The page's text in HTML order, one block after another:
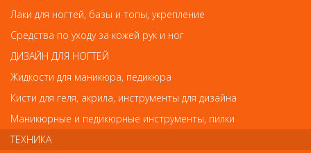
Обратите внимание
ANR» может отличаться от фотографий на сайте. Несовпадение
внешнего вида и комплектности реального товара с
фотографиями и описанием на сайте не является показателем
ненадлежащего качества товара.
Лаки для ногтей, базы и топы, укрепление
Средства по уходу за кожей рук и ног
ДИЗАЙН ДЛЯ НОГТЕЙ
Жидкости для маникюра, педикюра
Кисти для геля, акрила, инструменты для дизайна
Маникюрные и педикюрные инструменты, пилки
ТЕХНИКА